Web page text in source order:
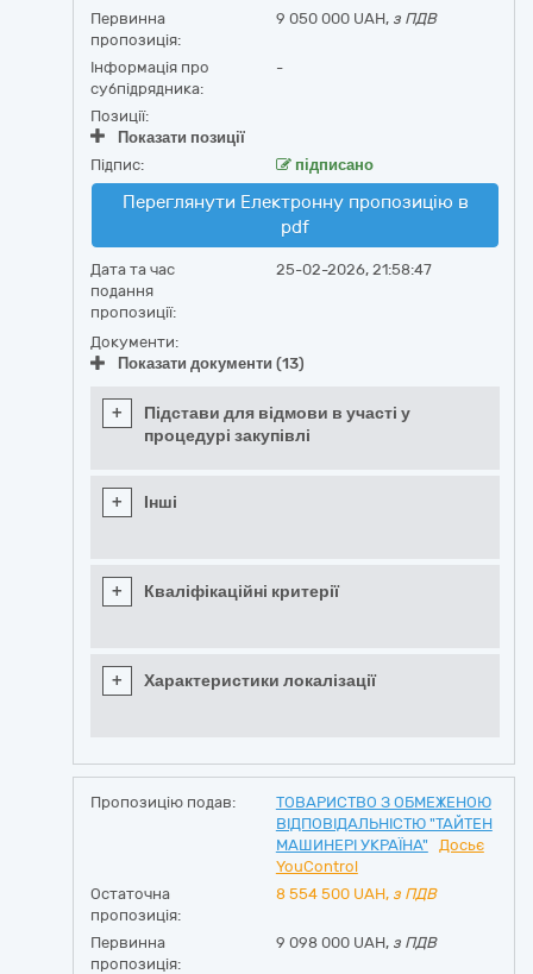
Первинна
пропозиція:
9 050 000 UAH, з ПДВ
Інформація про
субпідрядника:
-
Позиції:
Показати позиції
Підпис:
підписано
Переглянути Електронну пропозицію в
pdf
Дата та час
подання
пропозиції:
25-02-2026, 21:58:47
Документи:
Показати документи (13)
+
Підстави для відмови в участі у
процедурі закупівлі
+ Інші
+ Кваліфікаційні критерії
+ Характеристики локалізації
Пропозицію подав:
ТОВАРИСТВО З ОБМЕЖЕНОЮ
ВІДПОВІДАЛЬНІСТЮ "ТАЙТЕН
МАШИНЕРІ УКРАЇНА"
Досьє
YouControl
Остаточна
пропозиція:
8 554 500 UAH, з ПДВ
Первинна
пропозиція:
9 098 000 UAH, з ПДВ